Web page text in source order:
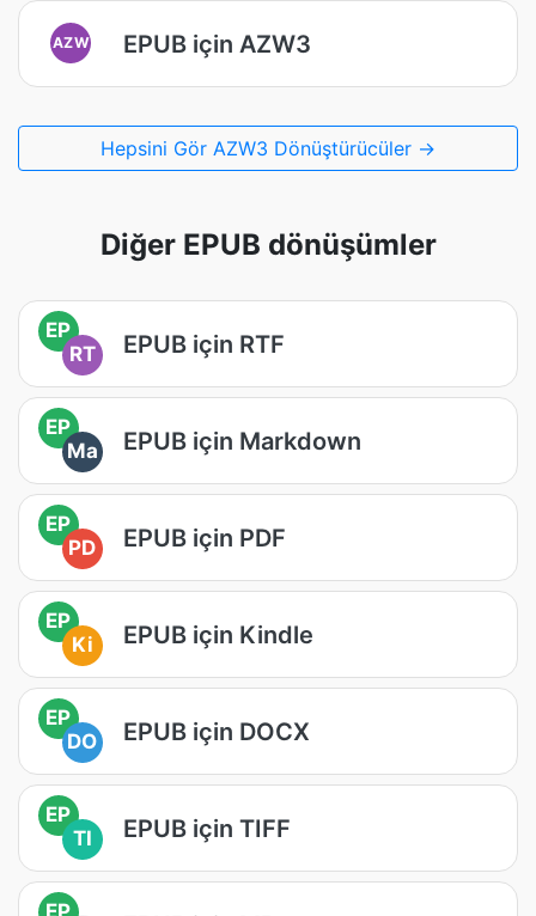
AZW EPUB için AZW3
Hepsini Gör AZW3 Dönüştürücüler →
Diğer EPUB dönüşümler
EP
RT
EPUB için RTF
EP
Ma
EPUB için Markdown
EP
PD
EPUB için PDF
EP
Ki
EPUB için Kindle
EP
DO
EPUB için DOCX
EP
TI
EPUB için TIFF
EP